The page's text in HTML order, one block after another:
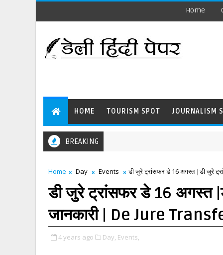
Home
HOME TOURISM SPOT JOURNALISM
BREAKING
Home Day Events डी जुरे ट्रांसफर डे 16 अगस्त |डी जुरे
डी जुरे ट्रांसफर डे 16 अगस्त
जानकारी | De Jure
4 years ago Day, Events,